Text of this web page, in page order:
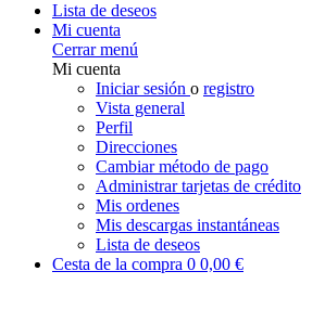
Lista de deseos
Mi cuenta
Cerrar menú
Mi cuenta
Iniciar sesión o registro
Vista general
Perfil
Direcciones
Cambiar método de pago
Administrar tarjetas de crédito
Mis ordenes
Mis descargas instantáneas
Lista de deseos
Cesta de la compra 0 0,00 €